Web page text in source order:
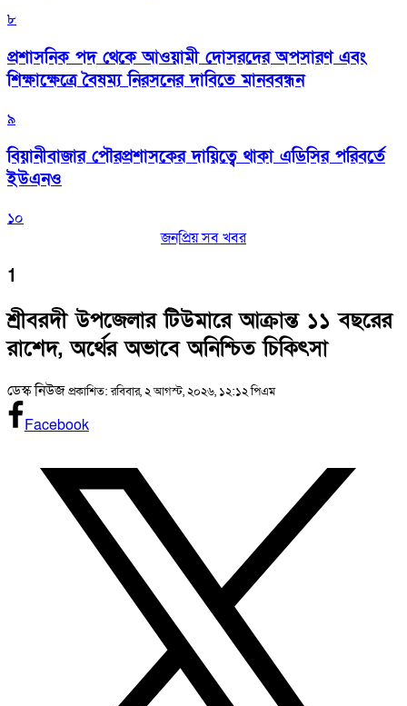
৮
প্রশাসনিক পদ থেকে আওয়ামী দোসরদের অপসারণ এবং
শিক্ষাক্ষেত্রে বৈষম্য নিরসনের দাবিতে মানববন্ধন
৯
বিয়ানীবাজার পৌরপ্রশাসকের দায়িত্বে থাকা এডিসির পরিবর্তে
ইউএনও
১০
জনপ্রিয় সব খবর
1
শ্রীবরদী উপজেলার টিউমারে আক্রান্ত ১১ বছরের
রাশেদ, অর্থের অভাবে অনিশ্চিত চিকিৎসা
ডেস্ক নিউজপ্রকাশিত: রবিবার, ২ আগস্ট, ২০২৬, ১২:১২ পিএম
Facebook